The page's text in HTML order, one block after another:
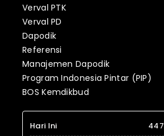
Verval PTK
Verval PD
Dapodik
Referensi
Manajemen Dapodik
Program Indonesia Pintar (PIP)
BOS Kemdikbud
Hari Ini
447